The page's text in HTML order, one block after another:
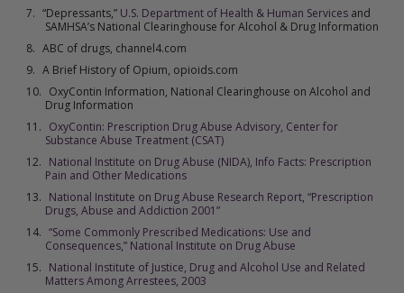
“Depressants,” U.S. Department of Health & Human Services and
SAMHSA’s National Clearinghouse for Alcohol & Drug Information
ABC of drugs, channel4.com
A Brief History of Opium, opioids.com
OxyContin Information, National Clearinghouse on Alcohol and
Drug Information
OxyContin: Prescription Drug Abuse Advisory, Center for
Substance Abuse Treatment (CSAT)
National Institute on Drug Abuse (NIDA), Info Facts: Prescription
Pain and Other Medications
National Institute on Drug Abuse Research Report, “Prescription
Drugs, Abuse and Addiction 2001”
“Some Commonly Prescribed Medications: Use and
Consequences,” National Institute on Drug Abuse
National Institute of Justice, Drug and Alcohol Use and Related
Matters Among Arrestees, 2003